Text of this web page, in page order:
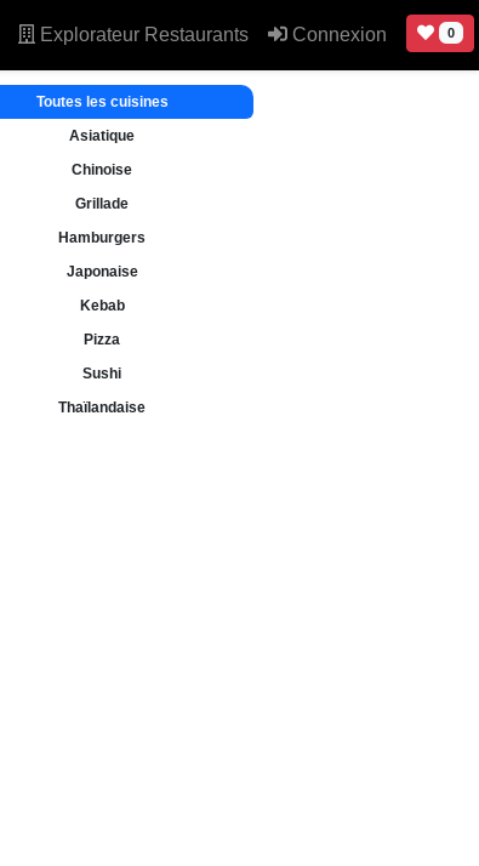
Explorateur Restaurants Connexion 0
Toutes les cuisines
Asiatique
Chinoise
Grillade
Hamburgers
Japonaise
Kebab
Pizza
Sushi
Thaïlandaise